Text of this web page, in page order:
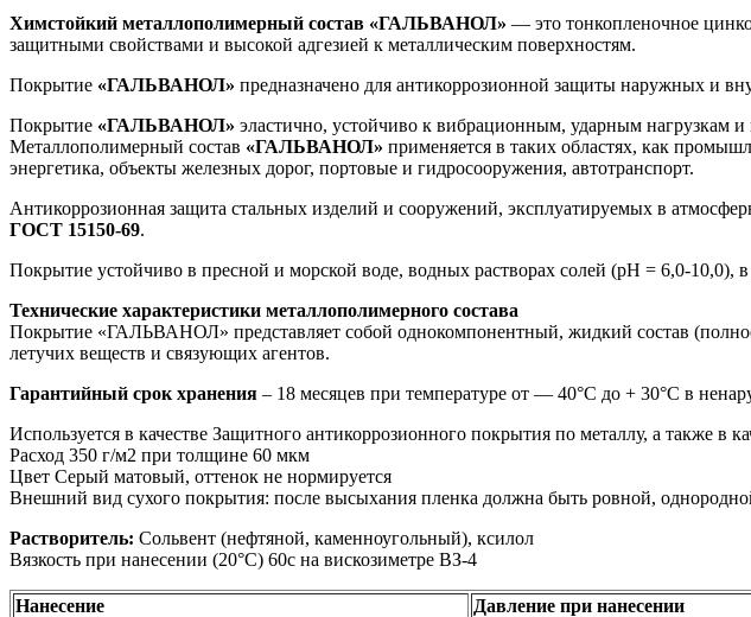
Химстойкий металлополимерный состав «ГАЛЬВАНОЛ» — это тонкопленочное
защитными свойствами и высокой адгезией к металлическим поверхностям.
Покрытие «ГАЛЬВАНОЛ» предназначено для антикоррозионной защиты наружных и
Покрытие «ГАЛЬВАНОЛ» эластично, устойчиво к вибрационным, ударным нагрузкам
Металлополимерный состав «ГАЛЬВАНОЛ» применяется в таких областях, как
энергетика, объекты железных дорог, портовые и гидросооружения, автотранспорт.
Антикоррозионная защита стальных изделий и сооружений, эксплуатируемых в
ГОСТ 15150-69.
Покрытие устойчиво в пресной и морской воде, водных растворах солей (pH = 6,0-10,0),
Технические характеристики металлополимерного состава
Покрытие «ГАЛЬВАНОЛ» представляет собой однокомпонентный, жидкий состав
летучих веществ и связующих агентов.
Гарантийный срок хранения – 18 месяцев при температуре от — 40°С до + 30°С в
Используется в качестве Защитного антикоррозионного покрытия по металлу, а также в
Расход 350 г/м2 при толщине 60 мкм
Цвет Серый матовый, оттенок не нормируется
Внешний вид сухого покрытия: после высыхания пленка должна быть ровной,
Растворитель: Сольвент (нефтяной, каменноугольный), ксилол
Вязкость при нанесении (20°С) 60c на вискозиметре ВЗ-4
Нанесение Давление при нанесении